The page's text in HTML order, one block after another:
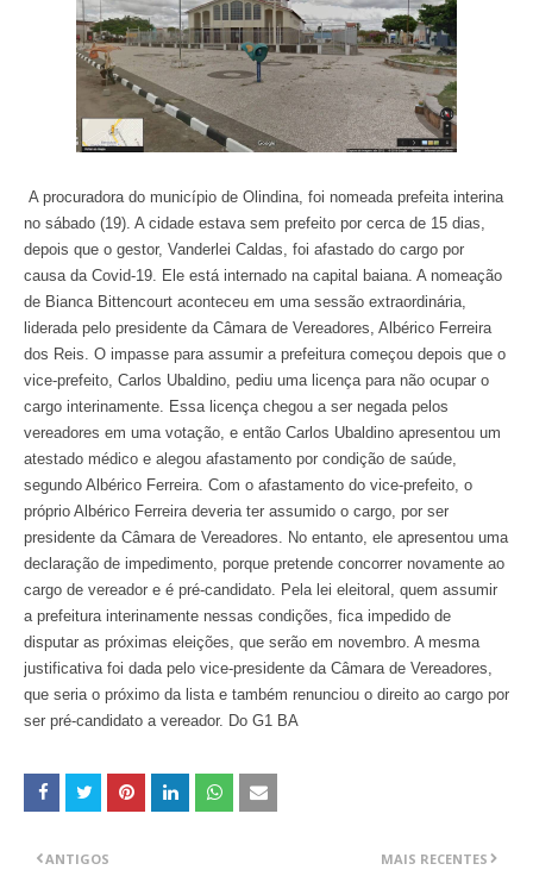
A procuradora do município de Olindina, foi nomeada prefeita interina
no sábado (19). A cidade estava sem prefeito por cerca de 15 dias,
depois que o gestor, Vanderlei Caldas, foi afastado do cargo por
causa da Covid-19. Ele está internado na capital baiana. A nomeação
de Bianca Bittencourt aconteceu em uma sessão extraordinária,
liderada pelo presidente da Câmara de Vereadores, Albérico Ferreira
dos Reis. O impasse para assumir a prefeitura começou depois que o
vice-prefeito, Carlos Ubaldino, pediu uma licença para não ocupar o
cargo interinamente. Essa licença chegou a ser negada pelos
vereadores em uma votação, e então Carlos Ubaldino apresentou um
atestado médico e alegou afastamento por condição de saúde,
segundo Albérico Ferreira. Com o afastamento do vice-prefeito, o
próprio Albérico Ferreira deveria ter assumido o cargo, por ser
presidente da Câmara de Vereadores. No entanto, ele apresentou uma
declaração de impedimento, porque pretende concorrer novamente ao
cargo de vereador e é pré-candidato. Pela lei eleitoral, quem assumir
a prefeitura interinamente nessas condições, fica impedido de
disputar as próximas eleições, que serão em novembro. A mesma
justificativa foi dada pelo vice-presidente da Câmara de Vereadores,
que seria o próximo da lista e também renunciou o direito ao cargo por
ser pré-candidato a vereador. Do G1 BA
MAIS RECENTES
ANTIGOS